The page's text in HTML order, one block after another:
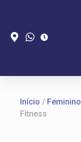
Início / Feminino
Fitness